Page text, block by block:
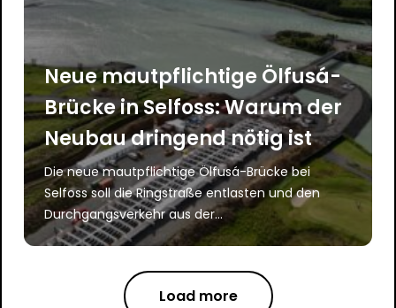
Neue mautpflichtige Ölfusá-
Brücke in Selfoss: Warum der
Neubau dringend nötig ist
Die neue mautpflichtige Ölfusá-Brücke bei
Selfoss soll die Ringstraße entlasten und den
Durchgangsverkehr aus der...
Load more